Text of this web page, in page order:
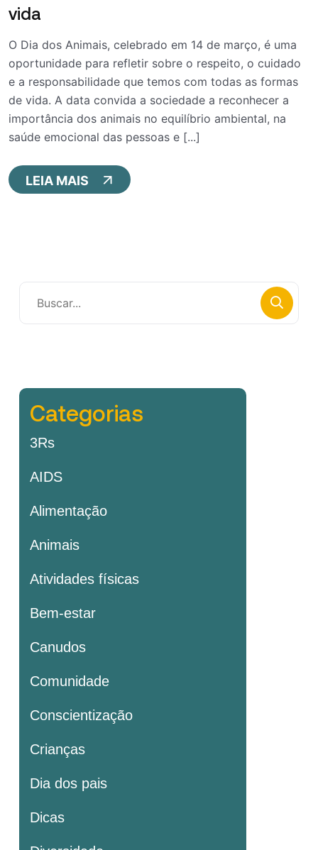
vida
O Dia dos Animais, celebrado em 14 de março, é uma
oportunidade para refletir sobre o respeito, o cuidado
e a responsabilidade que temos com todas as formas
de vida. A data convida a sociedade a reconhecer a
importância dos animais no equilíbrio ambiental, na
saúde emocional das pessoas e [...]
LEIA MAIS
Categorias
3Rs
AIDS
Alimentação
Animais
Atividades físicas
Bem-estar
Canudos
Comunidade
Conscientização
Crianças
Dia dos pais
Dicas